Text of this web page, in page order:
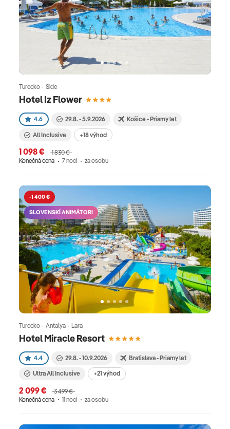
Hotel Iz Flower
Turecko · Side
4.6 29.8. - 5.9.2026 Košice - Priamy let
All Inclusive +18 výhod
1 098 €
1 830 €
Konečná cena
7 nocí za osobu
-1 400 €
SLOVENSKÍ ANIMÁTORI
Hotel Miracle Resort
Turecko · Antalya · Lara
4.4 29.8. - 10.9.2026 Bratislava - Priamy let
Ultra All Inclusive +21 výhod
2 099 €
3 499 €
Konečná cena
11 nocí za osobu